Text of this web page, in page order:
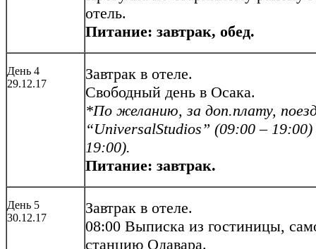
отель.
Питание: завтрак, обед.
День 4
29.12.17
Завтрак в отеле.
Свободный день в Осака.
*По желанию, за доп.плату,
“UniversalStudios” (09:00 –
19:00).
Питание: завтрак.
День 5
30.12.17
Завтрак в отеле.
08:00 Выписка из гостиницы,
станцию Одавара.